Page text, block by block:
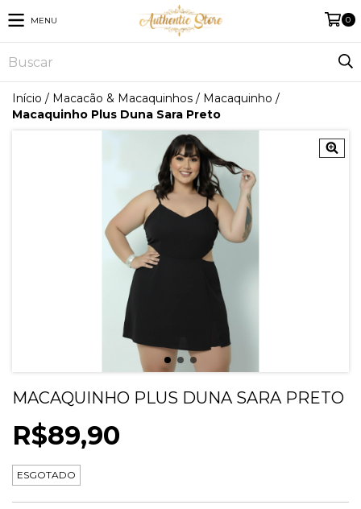
MENU 0
Início / Macacão & Macaquinhos / Macaquinho /
Macaquinho Plus Duna Sara Preto
MACAQUINHO PLUS DUNA SARA PRETO
R$89,90
ESGOTADO